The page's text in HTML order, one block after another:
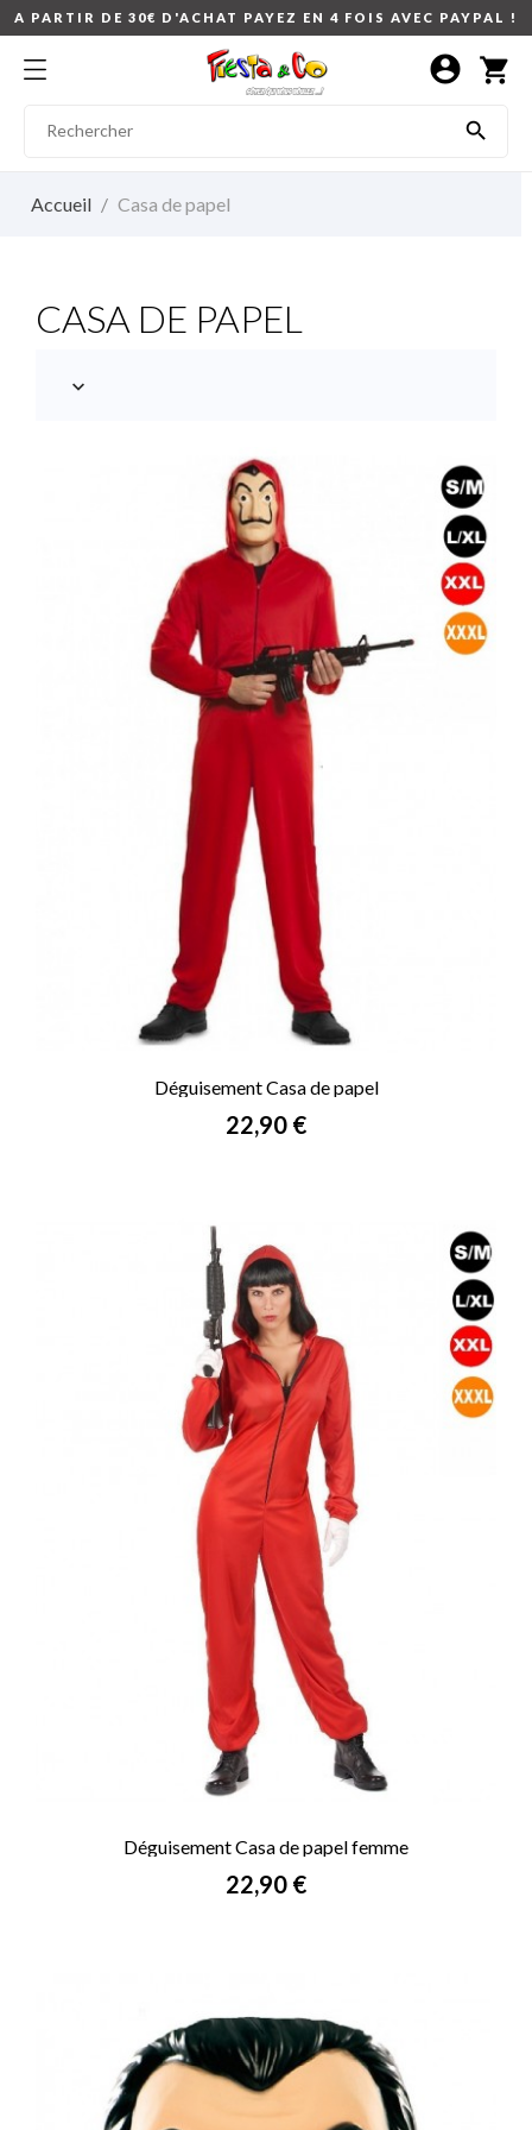
A PARTIR DE 30€ D'ACHAT PAYEZ EN 4 FOIS AVEC PAYPAL !
shopping_cart

account_circle
Accueil Casa de papel
CASA DE PAPEL

Déguisement Casa de papel
Prix
22,90 €
Déguisement Casa de papel femme
Prix
22,90 €